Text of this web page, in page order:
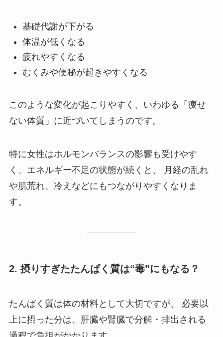
基礎代謝が下がる
体温が低くなる
疲れやすくなる
むくみや便秘が起きやすくなる
このような変化が起こりやすく、いわゆる「痩せ
ない体質」に近づいてしまうのです。
特に女性はホルモンバランスの影響も受けやす
く、エネルギー不足の状態が続くと、 月経の乱れ
や肌荒れ、冷えなどにもつながりやすくなりま
す。
2. 摂りすぎたたんぱく質は“毒”にもなる？
たんぱく質は体の材料として大切ですが、 必要以
上に摂った分は、肝臓や腎臓で分解・排出される